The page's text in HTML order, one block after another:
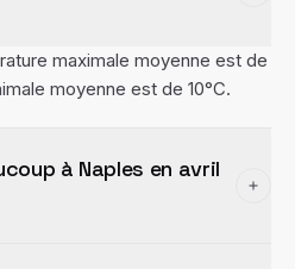
maximale moyenne est de
moyenne est de 10°C.
à Naples en avril